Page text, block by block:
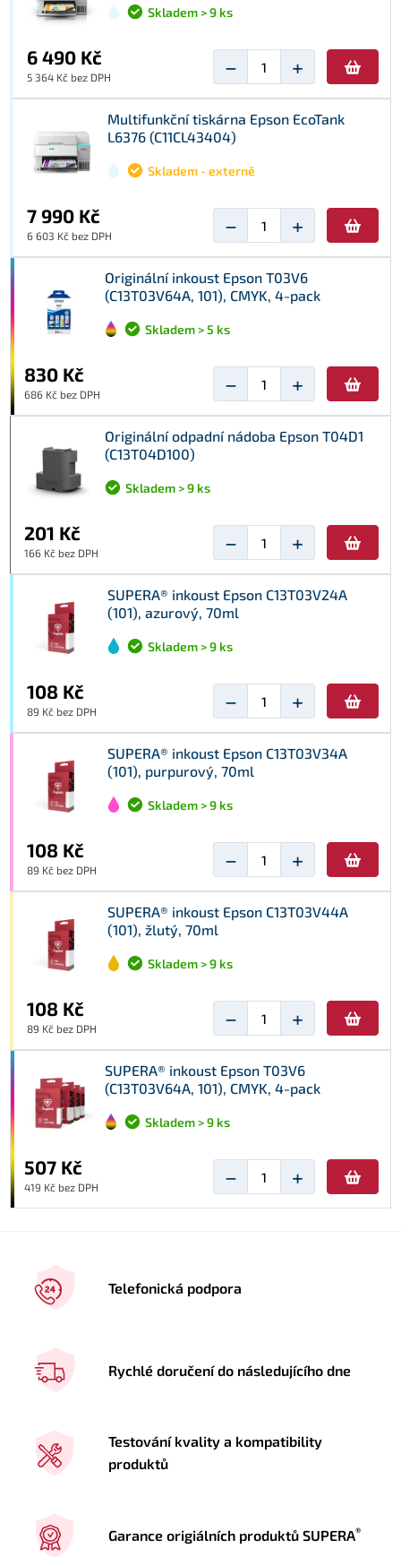
Skladem > 9 ks
6 490 Kč
5 364 Kč bez DPH − +
Multifunkční tiskárna Epson EcoTank
L6376 (C11CL43404)
Skladem - externě
7 990 Kč
6 603 Kč bez DPH − +
Originální inkoust Epson T03V6
(C13T03V64A, 101), CMYK, 4-pack
Skladem > 5 ks
830 Kč
686 Kč bez DPH − +
Originální odpadní nádoba Epson T04D1
(C13T04D100)
Skladem > 9 ks
201 Kč
166 Kč bez DPH − +
SUPERA® inkoust Epson C13T03V24A
(101), azurový, 70ml
Skladem > 9 ks
108 Kč
89 Kč bez DPH − +
SUPERA® inkoust Epson C13T03V34A
(101), purpurový, 70ml
Skladem > 9 ks
108 Kč
89 Kč bez DPH − +
SUPERA® inkoust Epson C13T03V44A
(101), žlutý, 70ml
Skladem > 9 ks
108 Kč
89 Kč bez DPH − +
SUPERA® inkoust Epson T03V6
(C13T03V64A, 101), CMYK, 4-pack
Skladem > 9 ks
507 Kč
419 Kč bez DPH − +
Telefonická podpora
Rychlé doručení do následujícího dne
Testování kvality a kompatibility
produktů
Garance origiálních produktů SUPERA®